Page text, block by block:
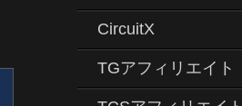
CircuitX
TGアフィリエイト